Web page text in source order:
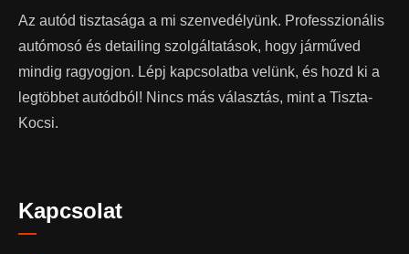
Az autód tisztasága a mi szenvedélyünk. Professzionális
autómosó és detailing szolgáltatások, hogy járműved
mindig ragyogjon. Lépj kapcsolatba velünk, és hozd ki a
legtöbbet autódból! Nincs más választás, mint a Tiszta-
Kocsi.
Kapcsolat